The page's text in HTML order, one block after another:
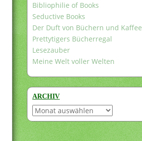
Bibliophilie of Books
Seductive Books
Der Duft von Büchern und Kaffee
Prettytigers Bücherregal
Lesezauber
Meine Welt voller Welten
ARCHIV
Archiv